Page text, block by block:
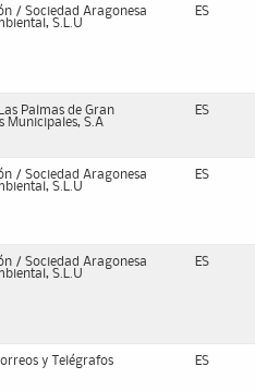
/ Sociedad Aragonesa
S.L.U
ES
Palmas de Gran
Municipales, S.A
ES
/ Sociedad Aragonesa
S.L.U
ES
/ Sociedad Aragonesa
S.L.U
ES
y Telégrafos ES